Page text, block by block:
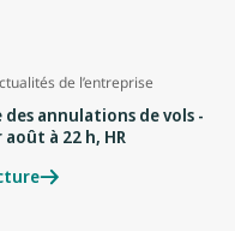
de l’entreprise
des annulations de vols -
août à 22 h, HR